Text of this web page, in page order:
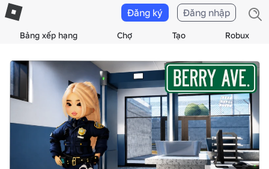
Bảng xếp hạng Chợ Tạo Robux
Đăng ký Đăng nhập